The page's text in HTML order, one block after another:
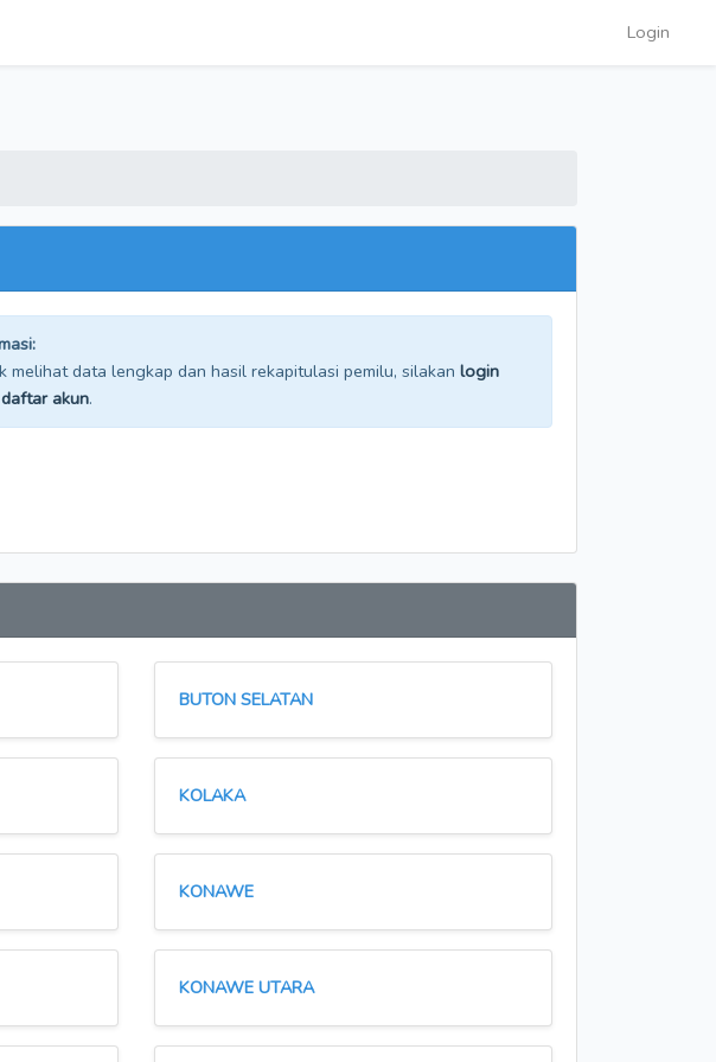
Login
melihat data lengkap dan hasil rekapitulasi pemilu, silakan login
daftar akun.
BUTON SELATAN
KOLAKA
KONAWE
KONAWE UTARA